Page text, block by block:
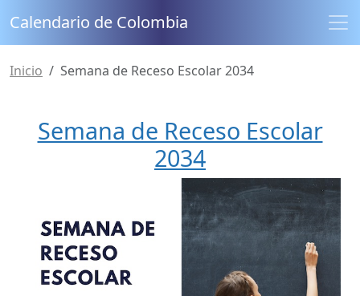
Calendario de Colombia
Inicio Semana de Receso Escolar 2034
Semana de Receso Escolar
2034